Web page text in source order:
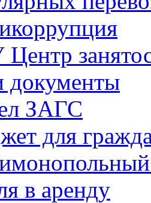
ЗАГС
для
в аренду